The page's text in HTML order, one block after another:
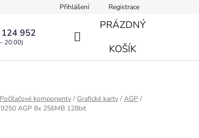
Přihlášení Registrace
952
20:00)
NÁKUPNÍ
PRÁZDNÝ
KOŠÍK
Počítačové komponenty / Grafické karty / AGP /
AGP 8x 256MB 128bit